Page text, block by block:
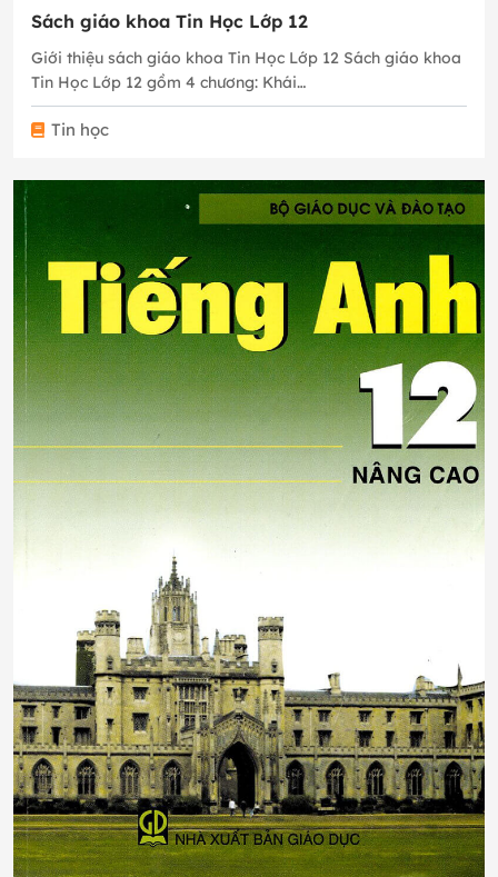
Sách giáo khoa Tin Học Lớp 12
Giới thiệu sách giáo khoa Tin Học Lớp 12 Sách giáo khoa
Tin Học Lớp 12 gồm 4 chương: Khái…
Tin học